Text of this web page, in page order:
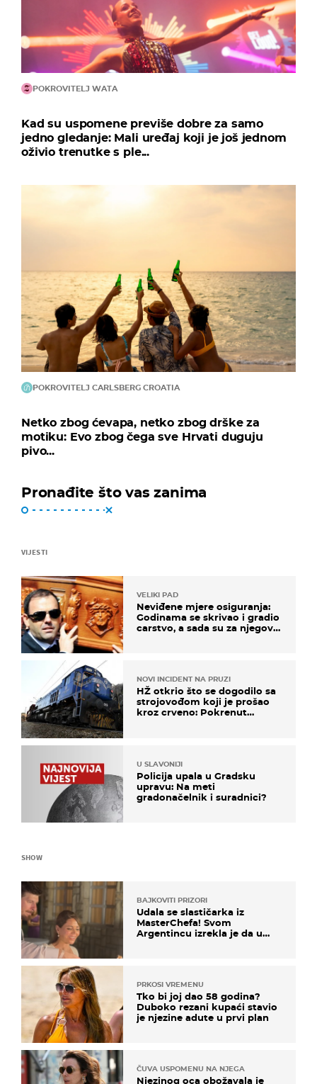
POKROVITELJ WATA
Kad su uspomene previše dobre za samo
jedno gledanje: Mali uređaj koji je još jednom
oživio trenutke s ple...
POKROVITELJ CARLSBERG CROATIA
Netko zbog ćevapa, netko zbog drške za
motiku: Evo zbog čega sve Hrvati duguju
pivo...
Pronađite što vas zanima
VIJESTI
VELIKI PAD
Neviđene mjere osiguranja:
Godinama se skrivao i gradio
carstvo, a sada su za njegovo
NOVI INCIDENT NA PRUZI
HŽ otkrio što se dogodilo sa
strojovođom koji je prošao
kroz crveno: Pokrenut
U SLAVONIJI
Policija upala u Gradsku
upravu: Na meti
gradonačelnik i suradnici?
SHOW
BAJKOVITI PRIZORI
Udala se slastičarka iz
MasterChefa! Svom
Argentincu izrekla je da u
PRKOSI VREMENU
Tko bi joj dao 58 godina?
Duboko rezani kupaći stavio
je njezine adute u prvi plan
ČUVA USPOMENU NA NJEGA
Njezinog oca obožavala je